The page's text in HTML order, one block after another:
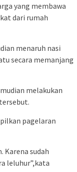
yang membawa
dari rumah
menaruh nasi
secara memanjang
melakukan
pagelaran
Karena sudah
leluhur”,kata